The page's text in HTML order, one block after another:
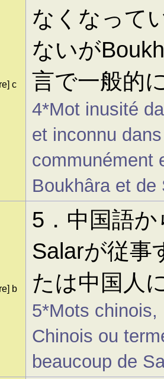
c
なくなって
ないが
言で一般的
4*Mot inusité
et inconnu
communément
Boukhâra et de
b
5．中国語
Salarが従事
たは中国人
5*Mots
Chinois ou
beaucoup de